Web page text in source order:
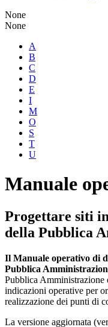
None
None
A
B
C
D
E
I
M
O
S
T
U
Manuale
Progettare siti
della Pubblica
Il Manuale operativo di
Pubblica
Pubblica
indicazioni operative per
realizzazione dei punti di
La versione aggiornata